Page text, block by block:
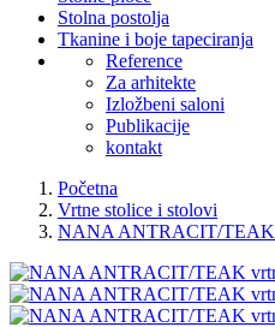
Stolna postolja
Tkanine i boje tapeciranja
Reference
Za arhitekte
Izložbeni saloni
Publikacije
kontakt
Početna
Vrtne stolice i stolovi
NANA ANTRACIT/TEAK